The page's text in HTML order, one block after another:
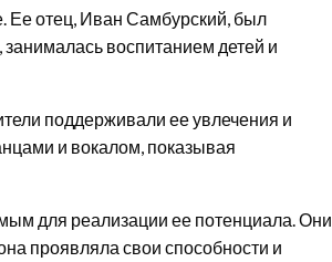
Ее отец, Иван Самбурский, был
воспитанием детей и
поддерживали ее увлечения и
и вокалом, показывая
для реализации ее потенциала. Они
проявляла свои способности и